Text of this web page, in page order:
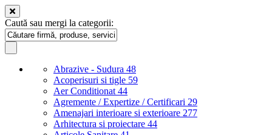
Caută sau mergi la categorii:
Abrazive - Sudura 48
Acoperisuri si tigle 59
Aer Conditionat 44
Agremente / Expertize / Certificari 29
Amenajari interioare si exterioare 277
Arhitectura si proiectare 44